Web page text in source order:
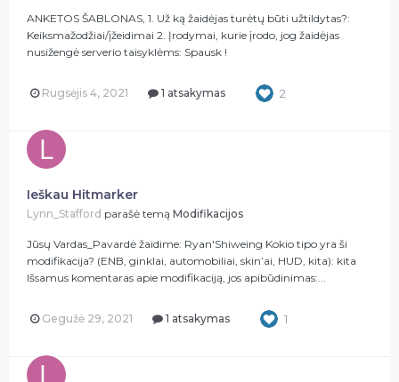
ANKETOS ŠABLONAS, 1. Už ką žaidėjas turėtų būti užtildytas?:
Keiksmažodžiai/įžeidimai 2. Įrodymai, kurie įrodo, jog žaidėjas
nusižengė serverio taisyklėms: Spausk !
Rugsėjis 4, 2021 1 atsakymas 2
Ieškau Hitmarker
Lynn_Stafford parašė temą Modifikacijos
Jūsų Vardas_Pavardė žaidime: Ryan'Shiweing Kokio tipo yra ši
modifikacija? (ENB, ginklai, automobiliai, skin’ai, HUD, kita): kita
Išsamus komentaras apie modifikaciją, jos apibūdinimas:...
Gegužė 29, 2021 1 atsakymas 1